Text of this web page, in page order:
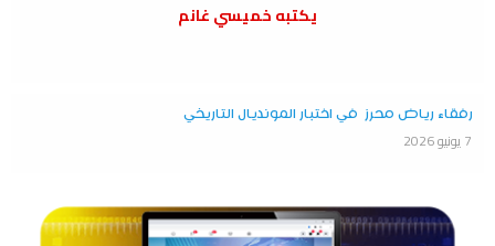
يكتبه خميسي غانم
رفقاء رياض محرز في اختبار المونديال التاريخي
7 يونيو 2026